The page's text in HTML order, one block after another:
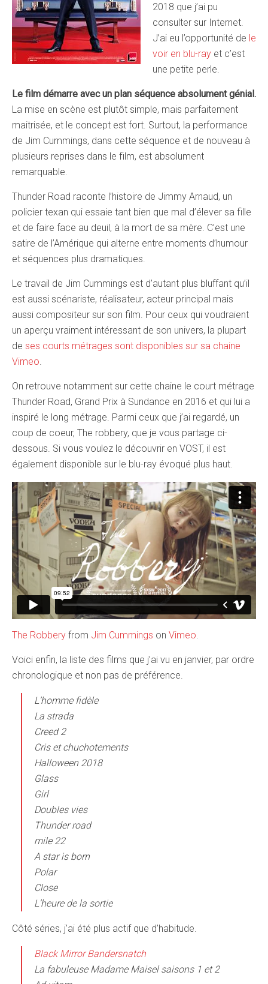
2018 que j’ai pu
consulter sur Internet.
J’ai eu l’opportunité de le
voir en blu-ray et c’est
une petite perle.
Le film démarre avec un plan séquence absolument génial.
La mise en scène est plutôt simple, mais parfaitement
maitrisée, et le concept est fort. Surtout, la performance
de Jim Cummings, dans cette séquence et de nouveau à
plusieurs reprises dans le film, est absolument
remarquable.
Thunder Road raconte l’histoire de Jimmy Arnaud, un
policier texan qui essaie tant bien que mal d’élever sa fille
et de faire face au deuil, à la mort de sa mère. C’est une
satire de l’Amérique qui alterne entre moments d’humour
et séquences plus dramatiques.
Le travail de Jim Cummings est d’autant plus bluffant qu’il
est aussi scénariste, réalisateur, acteur principal mais
aussi compositeur sur son film. Pour ceux qui voudraient
un aperçu vraiment intéressant de son univers, la plupart
de ses courts métrages sont disponibles sur sa chaine
Vimeo
On retrouve notamment sur cette chaine le court métrage
Thunder Road, Grand Prix à Sundance en 2016 et qui lui a
inspiré le long métrage. Parmi ceux que j’ai regardé, un
coup de coeur, The robbery, que je vous partage ci-
dessous. Si vous voulez le découvrir en VOST, il est
également disponible sur le blu-ray évoqué plus haut.
The Robbery from Jim Cummings on Vimeo.
Voici enfin, la liste des films que j’ai vu en janvier, par ordre
chronologique et non pas de préférence.
L’homme fidèle
La strada
Creed 2
Cris et chuchotements
Halloween 2018
Glass
Girl
Doubles vies
Thunder road
mile 22
A star is born
Polar
Close
L’heure de la sortie
Côté séries, j’ai été plus actif que d’habitude.
Black Mirror Bandersnatch
La fabuleuse Madame Maisel saisons 1 et 2